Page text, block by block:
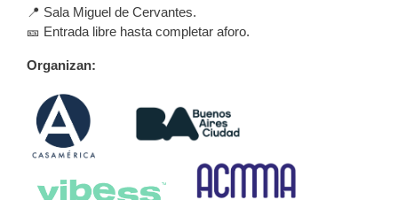
📍 Sala Miguel de Cervantes.
🎫 Entrada libre hasta completar aforo.
Organizan: